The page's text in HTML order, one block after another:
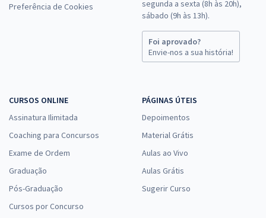
Preferência de Cookies
segunda a sexta (8h às 20h),
sábado (9h às 13h).
Foi aprovado?
Envie-nos a sua história!
CURSOS ONLINE
Assinatura Ilimitada
Coaching para Concursos
Exame de Ordem
Graduação
Pós-Graduação
Cursos por Concurso
PÁGINAS ÚTEIS
Depoimentos
Material Grátis
Aulas ao Vivo
Aulas Grátis
Sugerir Curso